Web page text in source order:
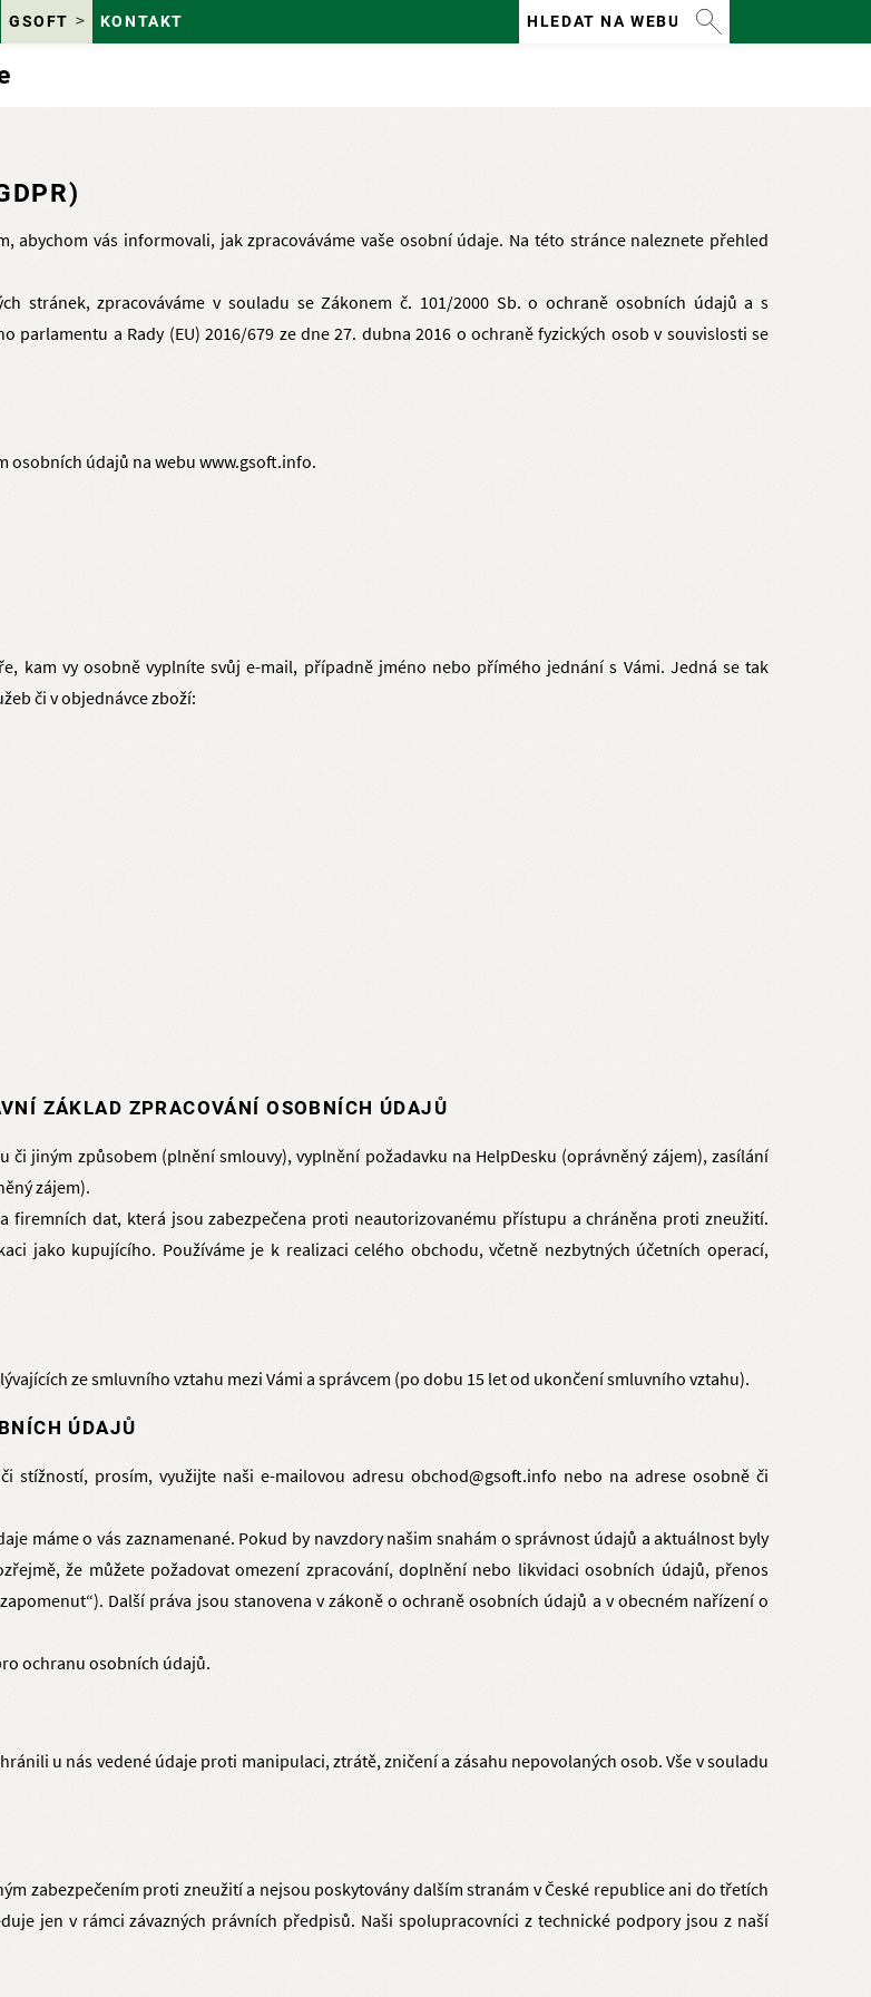
GSOFT KONTAKT Vyhledávání
abychom vás informovali, jak zpracováváme vaše osobní údaje. Na této stránce naleznete přehled
stránek, zpracováváme v souladu se Zákonem č. 101/2000 Sb. o ochraně osobních údajů a s
a Rady (EU) 2016/679 ze dne 27. dubna 2016 o ochraně fyzických osob v souvislosti se
osobních údajů na webu www.gsoft.info.
kam vy osobně vyplníte svůj e-mail, případně jméno nebo přímého jednání s Vámi. Jedná se tak
či v objednávce zboží:
ZÁKLAD ZPRACOVÁNÍ OSOBNÍCH ÚDAJŮ
jiným způsobem (plnění smlouvy), vyplnění požadavku na HelpDesku (oprávněný zájem), zasílání
zájem).
firemních dat, která jsou zabezpečena proti neautorizovanému přístupu a chráněna proti zneužití.
jako kupujícího. Používáme je k realizaci celého obchodu, včetně nezbytných účetních operací,
ze smluvního vztahu mezi Vámi a správcem (po dobu 15 let od ukončení smluvního vztahu).
ÚDAJŮ
prosím, využijte naši e-mailovou adresu obchod@gsoft.info nebo na adrese osobně či
máme o vás zaznamenané. Pokud by navzdory našim snahám o správnost údajů a aktuálnost byly
že můžete požadovat omezení zpracování, doplnění nebo likvidaci osobních údajů, přenos
Další práva jsou stanovena v zákoně o ochraně osobních údajů a v obecném nařízení o
ochranu osobních údajů.
u nás vedené údaje proti manipulaci, ztrátě, zničení a zásahu nepovolaných osob. Vše v souladu
zabezpečením proti zneužití a nejsou poskytovány dalším stranám v České republice ani do třetích
jen v rámci závazných právních předpisů. Naši spolupracovníci z technické podpory jsou z naší